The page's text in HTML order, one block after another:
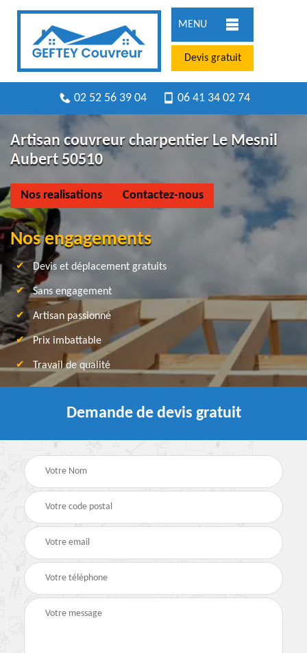
MENU
Devis gratuit
02 52 56 39 04 06 41 34 02 74
Artisan couvreur charpentier Le Mesnil
Aubert 50510
Nos realisations Contactez-nous
Nos engagements
Devis et déplacement gratuits
Sans engagement
Artisan passionné
Prix imbattable
Travail de qualité
Demande de devis gratuit